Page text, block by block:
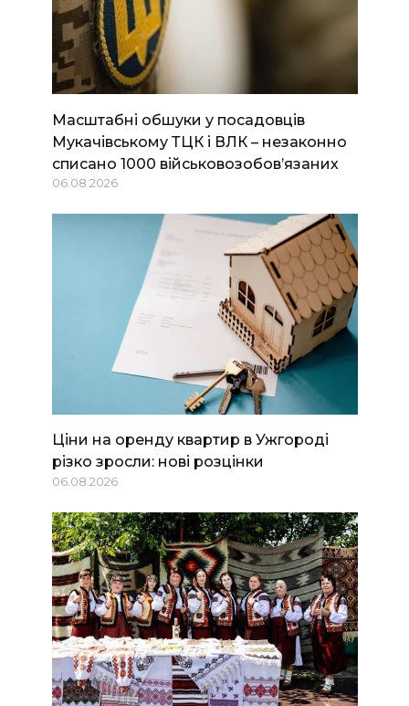
Масштабні обшуки у посадовців
Мукачівському ТЦК і ВЛК – незаконно
списано 1000 військовозобов’язаних
06.08.2026
Ціни на оренду квартир в Ужгороді
різко зросли: нові розцінки
06.08.2026